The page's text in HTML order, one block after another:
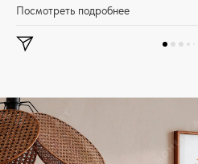
Посмотреть подробнее